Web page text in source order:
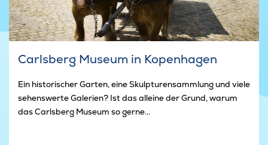
Carlsberg Museum in Kopenhagen
Ein historischer Garten, eine Skulpturensammlung und viele
sehenswerte Galerien? Ist das alleine der Grund, warum
das Carlsberg Museum so gerne...